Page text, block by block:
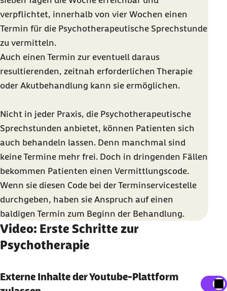
verpflichtet, innerhalb von vier Wochen einen
Termin für die Psychotherapeutische Sprechstunde
zu vermitteln.
Auch einen Termin zur eventuell daraus
resultierenden, zeitnah erforderlichen Therapie
oder Akutbehandlung kann sie ermöglichen.
Nicht in jeder Praxis, die Psychotherapeutische
Sprechstunden anbietet, können Patienten sich
auch behandeln lassen. Denn manchmal sind
keine Termine mehr frei. Doch in dringenden Fällen
bekommen Patienten einen Vermittlungscode.
Wenn sie diesen Code bei der Terminservicestelle
durchgeben, haben sie Anspruch auf einen
baldigen Termin zum Beginn der Behandlung.
Video: Erste Schritte zur
Psychotherapie
Externe Inhalte der Youtube-Plattform anzeigen
Externe Inhalte der Youtube-Plattform